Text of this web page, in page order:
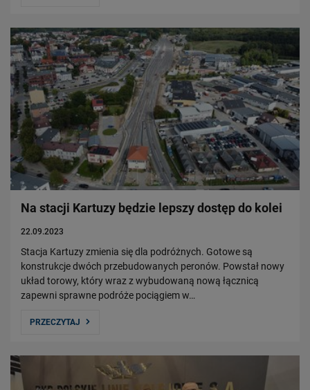
Na stacji Kartuzy będzie lepszy dostęp do kolei
22.09.2023
Stacja Kartuzy zmienia się dla podróżnych. Gotowe są
konstrukcje dwóch przebudowanych peronów. Powstał nowy
układ torowy, który wraz z wybudowaną nową łącznicą
zapewni sprawne podróże pociągiem w…
PRZECZYTAJ